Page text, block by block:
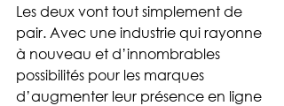
Les deux vont tout simplement de
pair. Avec une industrie qui rayonne
à nouveau et d’innombrables
possibilités pour les marques
d’augmenter leur présence en ligne